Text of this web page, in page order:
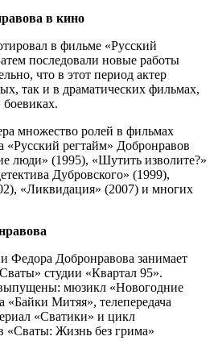
в кино
в фильме «Русский
последовали новые работы
что в этот период актер
так и в драматических фильмах,
боевиках.
множество ролей в фильмах
«Русский регтайм» Добронравов
люди» (1995), «Шутить изволите?»
Дубровского» (1999),
«Ликвидация» (2007) и многих
Федора Добронравова занимает
студии «Квартал 95».
мюзикл «Новогодние
«Байки Митяя», телепередача
«Сватики» и цикл
«Сваты: Жизнь без грима»